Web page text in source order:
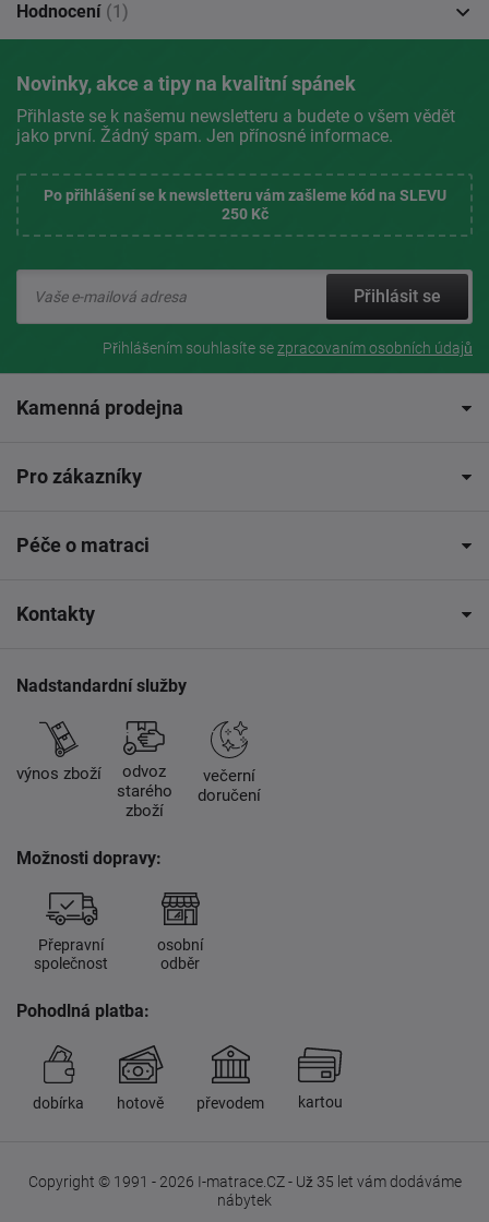
Hodnocení (1)
Novinky, akce a tipy na kvalitní spánek
Přihlaste se k našemu newsletteru a budete o všem vědět
jako první. Žádný spam. Jen přínosné informace.
Po přihlášení se k newsletteru vám zašleme kód na SLEVU
250 Kč
Přihlásit se
Přihlášením souhlasíte sezpracovaním osobních údajů
Kamenná prodejna
Pro zákazníky
Péče o matraci
Kontakty
Nadstandardní služby
výnos zboží
odvoz
starého
zboží
večerní
doručení
Možnosti dopravy:
Přepravní
společnost
osobní
odběr
Pohodlná platba:
dobírka hotově převodem kartou
Copyright © 1991 - 2026 I-matrace.CZ - Už 35 let vám dodáváme
nábytek